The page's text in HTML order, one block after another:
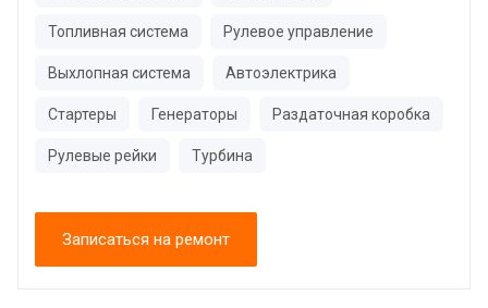
Топливная система Рулевое управление
Выхлопная система Автоэлектрика
Стартеры Генераторы Раздаточная коробка
Рулевые рейки Турбина
Записаться на ремонт